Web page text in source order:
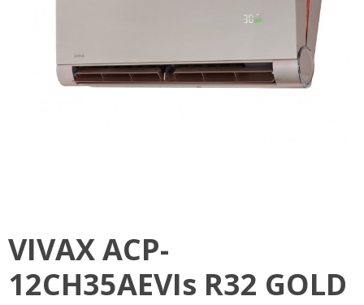
VIVAX ACP-
12CH35AEVIs R32 GOLD